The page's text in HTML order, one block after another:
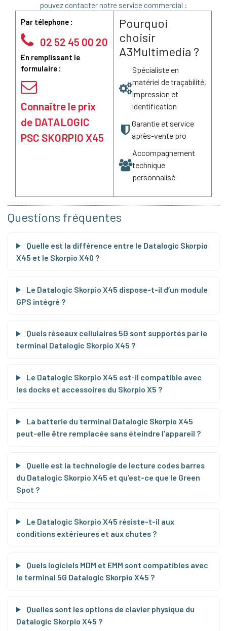
pouvez contacter notre service commercial :
Par télephone :
02 52 45 00 20
En remplissant le
formulaire :
Connaître le prix
de DATALOGIC
PSC SKORPIO X45
Pourquoi
choisir
A3Multimedia ?
Spécialiste en
matériel de traçabilité,
impression et
identification
Garantie et service
après-vente pro
Accompagnement
technique
personnalisé
Questions fréquentes
Quelle est la différence entre le Datalogic Skorpio
X45 et le Skorpio X40 ?
Le Datalogic Skorpio X45 dispose-t-il d’un module
GPS intégré ?
Quels réseaux cellulaires 5G sont supportés par le
terminal Datalogic Skorpio X45 ?
Le Datalogic Skorpio X45 est-il compatible avec
les docks et accessoires du Skorpio X5 ?
La batterie du terminal Datalogic Skorpio X45
peut-elle être remplacée sans éteindre l’appareil ?
Quelle est la technologie de lecture codes barres
du Datalogic Skorpio X45 et qu’est-ce que le Green
Spot ?
Le Datalogic Skorpio X45 résiste-t-il aux
conditions extérieures et aux chutes ?
Quels logiciels MDM et EMM sont compatibles avec
le terminal 5G Datalogic Skorpio X45 ?
Quelles sont les options de clavier physique du
Datalogic Skorpio X45 ?